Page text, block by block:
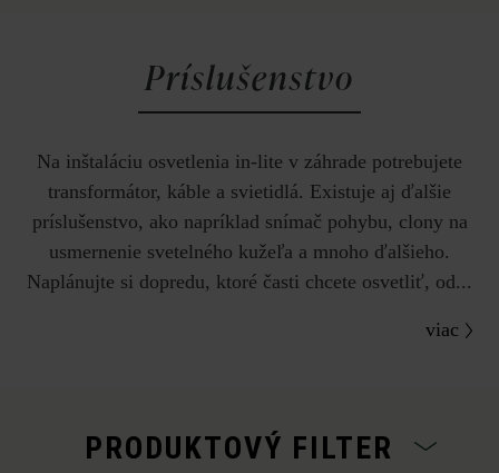
Príslušenstvo
Na inštaláciu osvetlenia in-lite v záhrade potrebujete
transformátor, káble a svietidlá. Existuje aj ďalšie
príslušenstvo, ako napríklad snímač pohybu, clony na
usmernenie svetelného kužeľa a mnoho ďalšieho.
Naplánujte si dopredu, ktoré časti chcete osvetliť, od...
viac
PRODUKTOVÝ FILTER